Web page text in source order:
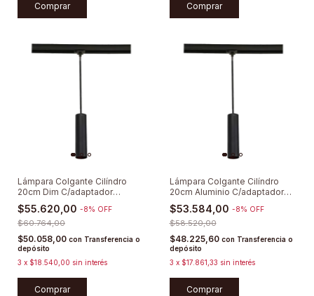
Comprar
Lámpara Colgante Cilíndro
20cm Dim C/adaptador
Movilux
$55.620,00 -8% OFF
$60.764,00
$50.058,00 con Transferencia o
depósito
3 x $18.540,00 sin interés
Comprar
Lámpara Colgante Cilíndro
20cm Aluminio C/adaptador
Movilux
$53.584,00 -8% OFF
$58.520,00
$48.225,60 con Transferencia o
depósito
3 x $17.861,33 sin interés
Comprar